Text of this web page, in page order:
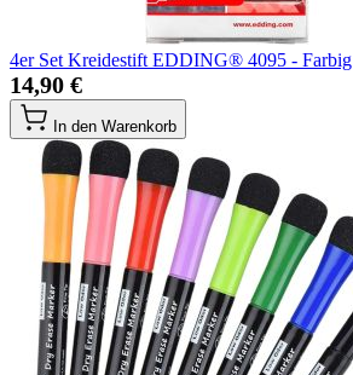
4er Set Kreidestift EDDING® 4095 - Farbig
14,90 €
In den Warenkorb